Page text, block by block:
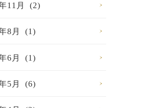
11月 (2)
8月 (1)
6月 (1)
5月 (6)